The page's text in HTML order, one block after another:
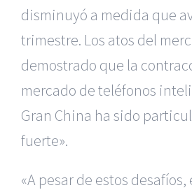
disminuyó a medida que
trimestre. Los atos del
demostrado que la
mercado de teléfonos
Gran China ha sido
fuerte».
«A pesar de estos